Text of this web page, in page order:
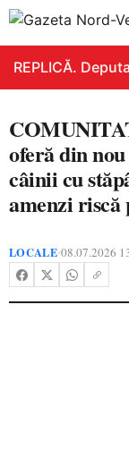
REPLICĂ.
oferă din
câinii cu
amenzi
LOCALE•08.07.2026